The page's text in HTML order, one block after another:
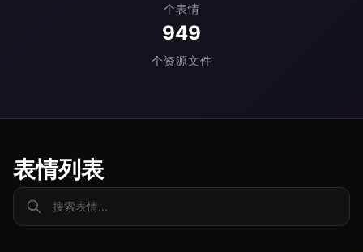
个表情
949
个资源文件
表情列表